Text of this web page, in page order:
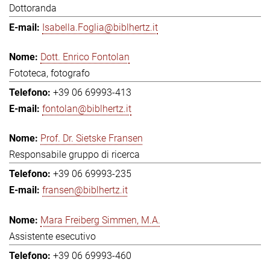
Dottoranda
Isabella.Foglia@biblhertz.it
Dott. Enrico Fontolan
Fototeca, fotografo
+39 06 69993-413
fontolan@biblhertz.it
Prof. Dr. Sietske Fransen
Responsabile gruppo di ricerca
+39 06 69993-235
fransen@biblhertz.it
Mara Freiberg Simmen, M.A.
Assistente esecutivo
+39 06 69993-460